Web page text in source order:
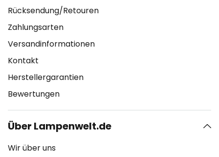
Rücksendung/Retouren
Zahlungsarten
Versandinformationen
Kontakt
Herstellergarantien
Bewertungen
Über Lampenwelt.de
Wir über uns